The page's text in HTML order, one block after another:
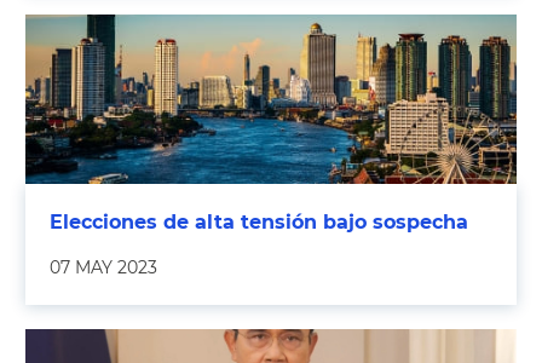
Elecciones de alta tensión bajo sospecha
07 MAY 2023